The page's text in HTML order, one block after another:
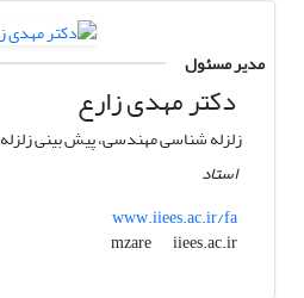
مدیر مسئول
دکتر مهدی زارع
زلزله شناسی مهندسی، پیش بینی زلزله
استاد
www.iiees.ac.ir/fa
mzare
iiees.ac.ir